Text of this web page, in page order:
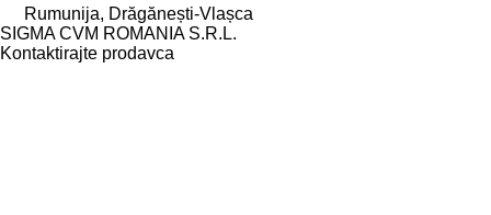
Rumunija, Drăgănești-Vlașca
SIGMA CVM ROMANIA S.R.L.
Kontaktirajte prodavca